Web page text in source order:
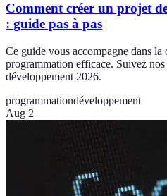
Comment créer un projet
: guide pas à pas
Ce guide vous accompagne dans
programmation efficace. Suivez
développement 2026.
programmationdéveloppement
Aug 2